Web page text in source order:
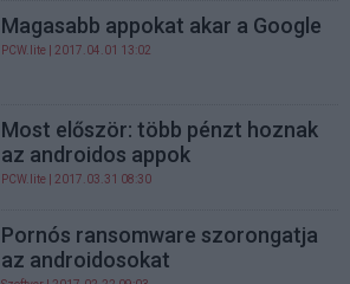
Magasabb appokat akar a Google
PCW.lite | 2017.04.01 13:02
Most először: több pénzt hoznak
az androidos appok
PCW.lite | 2017.03.31 08:30
Pornós ransomware szorongatja
az androidosokat